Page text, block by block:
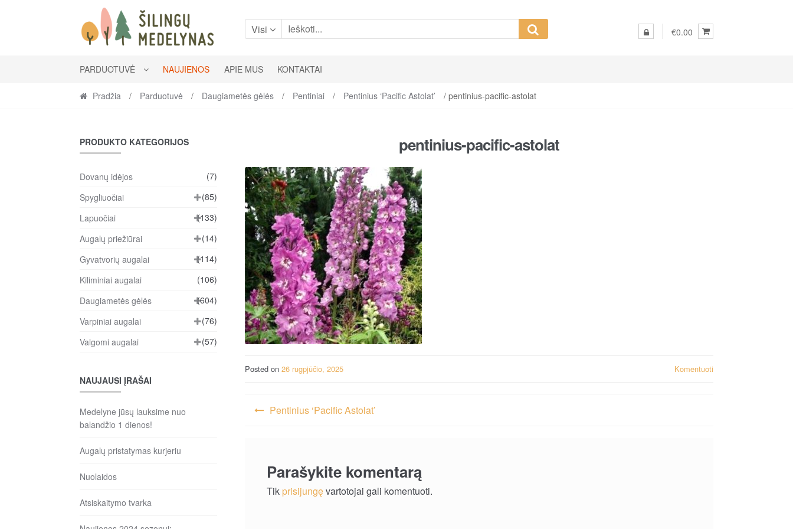
to
navigation
to
content
Visi €0.00
PARDUOTUVĖ NAUJIENOS APIE MUS KONTAKTAI
Pradžia / Parduotuvė / Daugiametės gėlės / Pentiniai / Pentinius ‘Pacific Astolat’ / pentinius-pacific-astolat
pentinius-pacific-astolat
Posted on26 rugpjūčio, 2025 Komentuoti
Navigacija
Pentinius ‘Pacific Astolat’
Parašykite komentarą
Tik prisijungęvartotojai gali komentuoti.
PRODUKTO KATEGORIJOS
Dovanų idėjos
(7)
Spygliuočiai
(85)
Lapuočiai
(133)
Augalų priežiūrai
(14)
Gyvatvorių augalai
(114)
Kiliminiai augalai
(106)
Daugiametės gėlės
(604)
Varpiniai augalai
(76)
Valgomi augalai
(57)
NAUJAUSI ĮRAŠAI
Medelyne jūsų lauksime nuo
balandžio 1 dienos!
Augalų pristatymas kurjeriu
Nuolaidos
Atsiskaitymo tvarka